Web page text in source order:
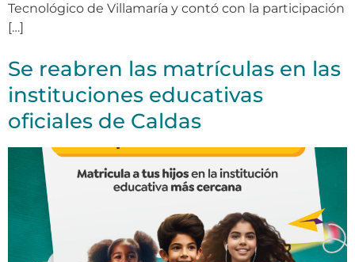
Tecnológico de Villamaría y contó con la participación
[…]
Se reabren las matrículas en las
instituciones educativas
oficiales de Caldas